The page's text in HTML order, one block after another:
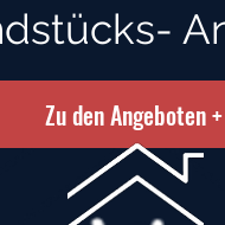
Zu den Angeboten +